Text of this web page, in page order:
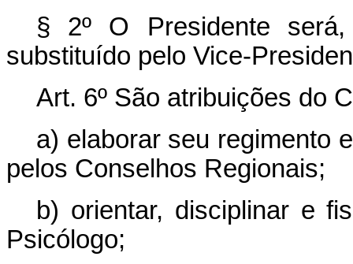
§ 2º O Presidente
substituído pelo Vice-
Art. 6º São atribuições do
a) elaborar seu regimento
pelos Conselhos Regionais;
b) orientar, disciplinar e
Psicólogo;